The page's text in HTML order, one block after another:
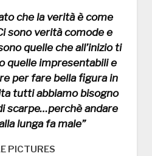
che la verità è come
sono verità comode e
quelle che all’inizio ti
quelle impresentabili e
per fare bella figura in
tutti abbiamo bisogno
scarpe…perchè andare
lunga fa male”
PICTURES